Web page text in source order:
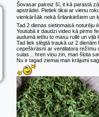
Šovasar patreiz šī, it kā parastā
apstrādei. Pietiek tikai ar vienu
vienkāršāk nekā šrilankiešiem un
Tad 2 dienas sietiņmaisā noturēju
Youtubā ir daudzi video kā pirms
audumā ietītu to masu rullē un
Tad liek slēgtā traukā uz 2
cepeškrāsnī ar ventilatora režīmu
sulas... hren viņu zin, man šķita
Nu ir tagad ziemai man krājumi